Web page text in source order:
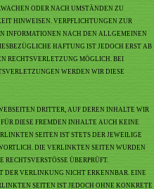
ODER NACH UMSTÄNDEN ZU
HINWEISEN. VERPFLICHTUNGEN ZUR
INFORMATIONEN NACH DEN ALLGEMEINEN
HAFTUNG IST JEDOCH ERST AB
RECHTSVERLETZUNG MÖGLICH. BEI
WERDEN WIR DIESE
DRITTER, AUF DEREN INHALTE WIR
DIESE FREMDEN INHALTE AUCH KEINE
SEITEN IST STETS DER JEWEILIGE
DIE VERLINKTEN SEITEN WURDEN
ÜBERPRÜFT.
DER VERLINKUNG NICHT ERKENNBAR. EINE
SEITEN IST JEDOCH OHNE KONKRETE